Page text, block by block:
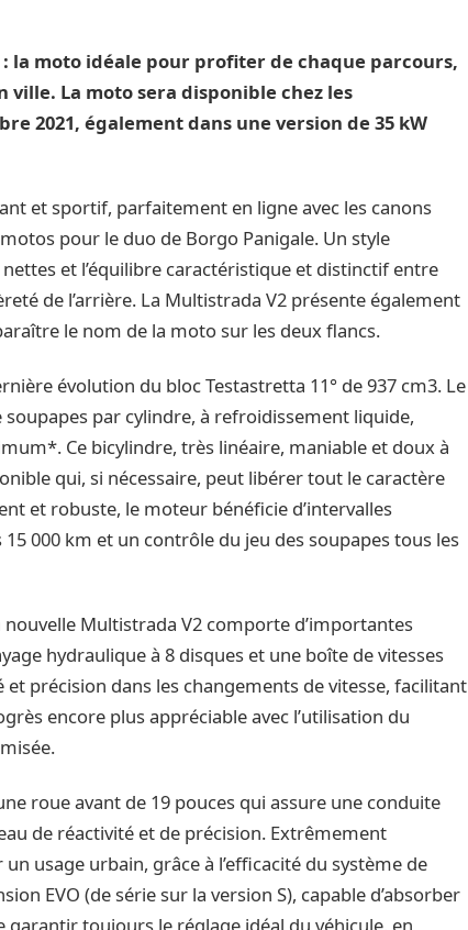
la moto idéale pour profiter de chaque parcours,
La moto sera disponible chez les
2021, également dans une version de 35 kW
et sportif, parfaitement en ligne avec les canons
pour le duo de Borgo Panigale. Un style
et l’équilibre caractéristique et distinctif entre
de l’arrière. La Multistrada V2 présente également
le nom de la moto sur les deux flancs.
évolution du bloc Testastretta 11° de 937 cm3. Le
par cylindre, à refroidissement liquide,
Ce bicylindre, très linéaire, maniable et doux à
qui, si nécessaire, peut libérer tout le caractère
et robuste, le moteur bénéficie d’intervalles
000 km et un contrôle du jeu des soupapes tous les
nouvelle Multistrada V2 comporte d’importantes
hydraulique à 8 disques et une boîte de vitesses
précision dans les changements de vitesse, facilitant
encore plus appréciable avec l’utilisation du
roue avant de 19 pouces qui assure une conduite
de réactivité et de précision. Extrêmement
usage urbain, grâce à l’efficacité du système de
EVO (de série sur la version S), capable d’absorber